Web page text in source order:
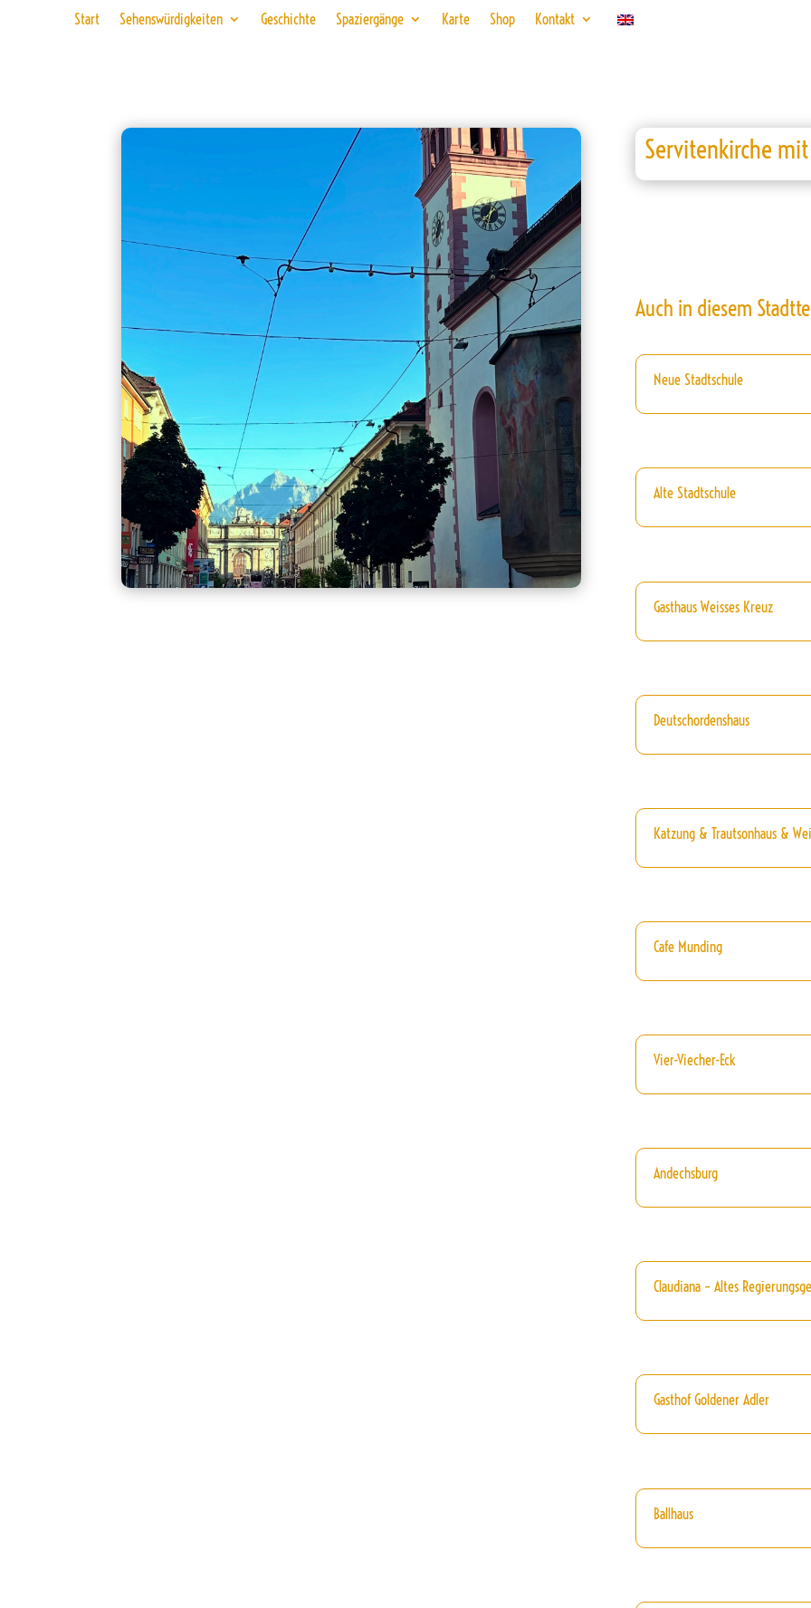
Start Sehenswürdigkeiten Geschichte Spaziergänge Karte Shop Kontakt
Servitenkirche
Auch in diesem
Neue Stadtschule
Alte Stadtschule
Gasthaus Weisses Kreuz
Deutschordenshaus
Katzung & Trautsonhaus &
Cafe Munding
Vier-Viecher-Eck
Andechsburg
Claudiana – Altes
Gasthof Goldener Adler
Ballhaus